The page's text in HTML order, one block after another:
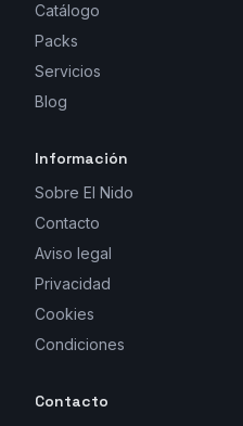
Catálogo
Packs
Servicios
Blog
Información
Sobre El Nido
Contacto
Aviso legal
Privacidad
Cookies
Condiciones
Contacto